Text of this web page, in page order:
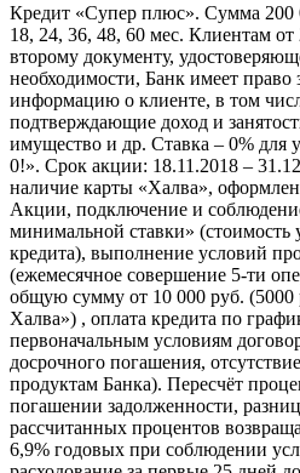
Кредит «Супер плюс». Сумма 200
18, 24, 36, 48, 60 мес. Клиентам
второму документу,
необходимости, Банк имеет
информацию о клиенте, в том
подтверждающие доход и
имущество и др. Ставка – 0% для
0!». Срок акции: 18.11.2018 –
наличие карты «Халва»,
Акции, подключение и
минимальной ставки» (стоимость
кредита), выполнение условий
(ежемесячное совершение 5-ти
общую сумму от 10 000 руб. (5000
Халва») , оплата кредита по
первоначальным условиям
досрочного погашения,
продуктам Банка). Пересчёт
погашении задолженности,
рассчитанных процентов
6,9% годовых при соблюдении